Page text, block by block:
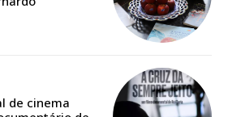
entregue à Quinta-feira em sua
Exclusivos para
de cinema